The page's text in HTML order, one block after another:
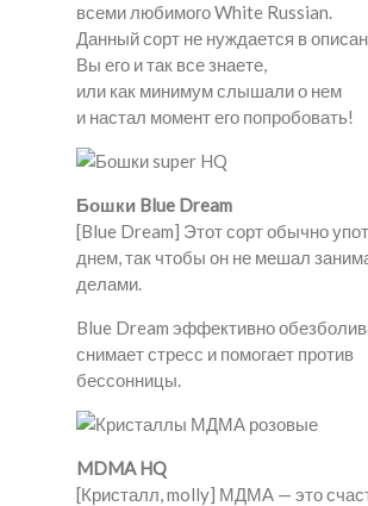
всеми любимого White Russian.
Данный сорт не нуждается в
Вы его и так все знаете,
или как минимум слышали о нем
и настал момент его попробовать!
Бошки Blue Dream
[Blue Dream] Этот сорт обычно
днем, так чтобы он не мешал
делами.
Blue Dream эффективно
снимает стресс и помогает против
бессонницы.
MDMA HQ
[Кристалл, molly] МДМА — это